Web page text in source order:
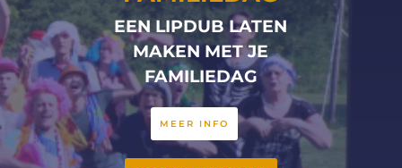
EEN LIPDUB LATEN
MAKEN MET JE
FAMILIEDAG
MEER INFO